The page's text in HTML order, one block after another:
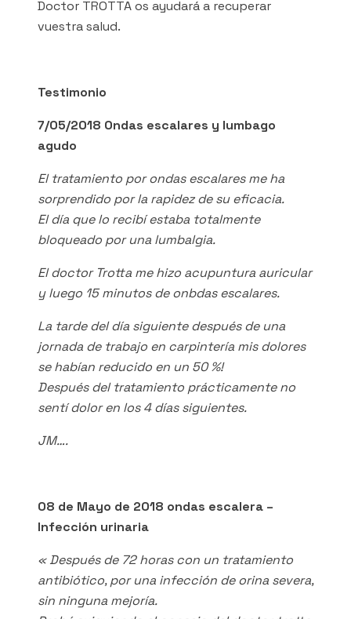
Doctor TROTTA os ayudará a recuperar
vuestra salud.
Testimonio
7/05/2018 Ondas escalares y lumbago
agudo
El tratamiento por ondas escalares me ha
sorprendido por la rapidez de su eficacia.
El día que lo recibí estaba totalmente
bloqueado por una lumbalgia.
El doctor Trotta me hizo acupuntura auricular
y luego 15 minutos de onbdas escalares.
La tarde del día siguiente después de una
jornada de trabajo en carpintería mis dolores
se habían reducido en un 50 %!
Después del tratamiento prácticamente no
sentí dolor en los 4 días siguientes.
JM….
08 de Mayo de 2018 ondas escalera –
Infección urinaria
« Después de 72 horas con un tratamiento
antibiótico, por una infección de orina severa,
sin ninguna mejoría.